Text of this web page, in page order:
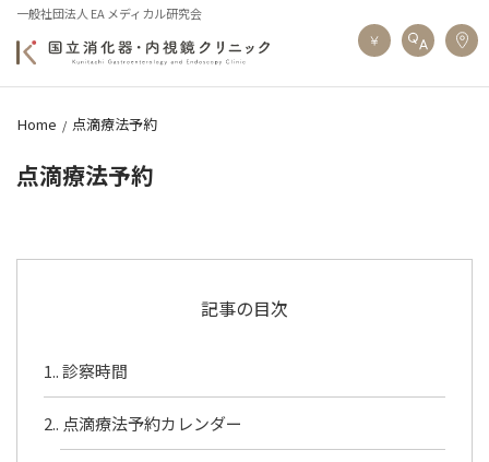
一般社団法人 EA メディカル研究会
Home 点滴療法予約
点滴療法予約
記事の目次
1. 診察時間
2. 点滴療法予約カレンダー